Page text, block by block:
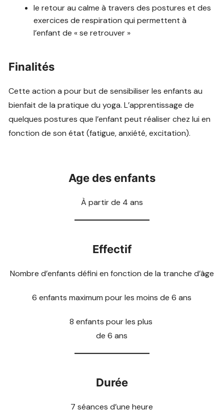
le retour au calme à travers des postures et des
exercices de respiration qui permettent à
l’enfant de « se retrouver »
Finalités
Cette action a pour but de sensibiliser les enfants au
bienfait de la pratique du yoga. L’apprentissage de
quelques postures que l’enfant peut réaliser chez lui en
fonction de son état (fatigue, anxiété, excitation).
Age des enfants
À partir de 4 ans
Effectif
Nombre d’enfants défini en fonction de la tranche d’âge
6 enfants maximum pour les moins de 6 ans
8 enfants pour les plus
de 6 ans
Durée
7 séances d’une heure